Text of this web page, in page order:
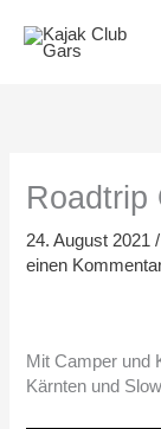
Inhalt
springen
Roadtrip
24. August 2021
einen
Mit Camper und
Kärnten und